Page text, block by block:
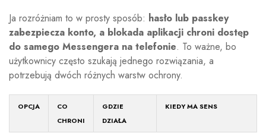
Ja rozróżniam to w prosty sposób: hasło lub passkey
zabezpiecza konto, a blokada aplikacji chroni dostęp
do samego Messengera na telefonie. To ważne, bo
użytkownicy często szukają jednego rozwiązania, a
potrzebują dwóch różnych warstw ochrony.
OPCJA
CO
CHRONI
GDZIE
DZIAŁA
KIEDY MA SENS